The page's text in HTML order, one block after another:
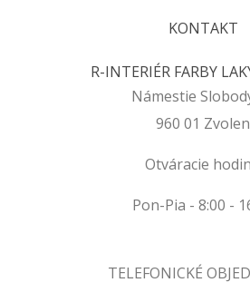
KONTAKT
R-INTERIÉR FARBY
Námestie
960 01 Zvolen
Otváracie
Pon-Pia - 8:00 -
TELEFONICKÉ